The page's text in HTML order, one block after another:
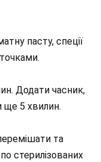
пасту, спеції
Додати часник,
ще 5 хвилин.
та
стерилізованих